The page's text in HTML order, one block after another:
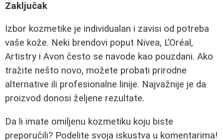
Zaključak
Izbor kozmetike je individualan i zavisi od potreba
vaše kože. Neki brendovi poput Nivea, L’Oréal,
Artistry i Avon često se navode kao pouzdani. Ako
tražite nešto novo, možete probati prirodne
alternative ili profesionalne linije. Najvažnije je da
proizvod donosi željene rezultate.
Da li imate omiljenu kozmetiku koju biste
preporučili? Podelite svoja iskustva u komentarima!